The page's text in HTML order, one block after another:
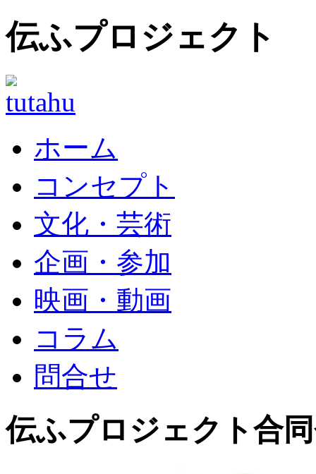
伝ふプロジェクト
ホーム
コンセプト
文化・芸術
企画・参加
映画・動画
コラム
問合せ
伝ふプロジェクト合